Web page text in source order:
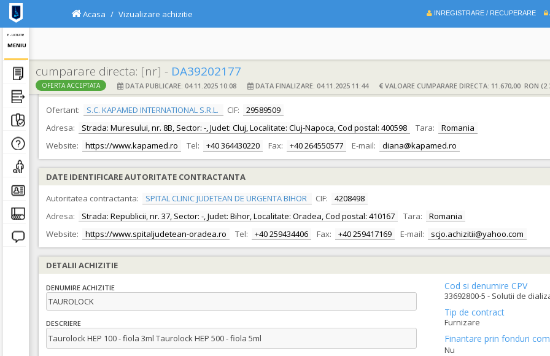
E - LICITATIE
MENIU
INREGISTRARE / RECUPERARE
Acasa Vizualizare achizitie
cumparare directa: [nr] - DA39202177
OFERTA ACCEPTATA DATA PUBLICARE: 04.11.2025 10:08 DATA FINALIZARE: 04.11.2025 11:44 VALOARE CUMPARARE DIRECTA: 11.670,00 RON
DATE IDENTIFICARE OFERTANT
Ofertant:
S.C. KAPAMED INTERNATIONAL S.R.L. CIF:
29589509
Adresa:
Strada: Muresului, nr. 8B, Sector: -, Judet: Cluj, Localitate: Cluj-Napoca, Cod postal: 400598 Tara:
Romania
Website:
https://www.kapamed.ro Tel: +40 364430220 Fax: +40 264550577 E-mail: diana@kapamed.ro
DATE IDENTIFICARE AUTORITATE CONTRACTANTA
Autoritatea contractanta:
SPITAL CLINIC JUDETEAN DE URGENTA BIHOR CIF:
4208498
Adresa:
Strada: Republicii, nr. 37, Sector: -, Judet: Bihor, Localitate: Oradea, Cod postal: 410167 Tara:
Romania
Website:
https://www.spitaljudetean-oradea.ro Tel: +40 259434406 Fax: +40 259417169 E-mail: scjo.achizitii@yahoo.com
DETALII ACHIZITIE
DENUMIRE ACHIZITIE
TAUROLOCK
DESCRIERE
Taurolock HEP 100 - fiola 3ml Taurolock HEP 500 - fiola 5ml
Cod si denumire CPV
33692800-5 - Solutii de
Tip de contract
Furnizare
Finantare prin fonduri
Nu